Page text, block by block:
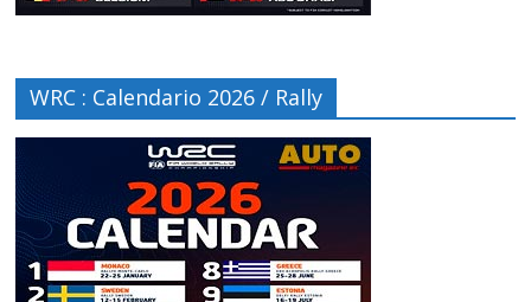
WRC : Calendario 2026 / Rally